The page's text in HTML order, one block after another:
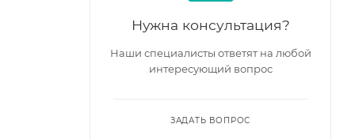
Нужна консультация?
Наши специалисты ответят на любой
интересующий вопрос
ЗАДАТЬ ВОПРОС